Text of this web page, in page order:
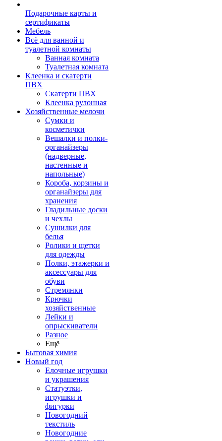
Подарочные карты и
сертификаты
Мебель
Всё для ванной и
туалетной комнаты
Ванная комната
Туалетная комната
Клеенка и скатерти
ПВХ
Скатерти ПВХ
Клеенка рулонная
Хозяйственные мелочи
Сумки и
косметички
Вешалки и полки-
органайзеры
(надверные,
настенные и
напольные)
Короба, корзины и
органайзеры для
хранения
Гладильные доски
и чехлы
Сушилки для
белья
Ролики и щетки
для одежды
Полки, этажерки и
аксессуары для
обуви
Стремянки
Крючки
хозяйственные
Лейки и
опрыскиватели
Разное
Ещё
Бытовая химия
Новый год
Елочные игрушки
и украшения
Статуэтки,
игрушки и
фигурки
Новогодний
текстиль
Новогодние